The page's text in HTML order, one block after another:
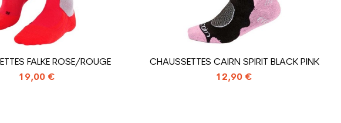
FALKE ROSE/ROUGE
19,00 €
CHAUSSETTES CAIRN SPIRIT BLACK PINK
12,90 €